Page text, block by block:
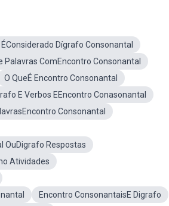
ÉConsiderado Dígrafo Consonantal
Palavras ComEncontro Consonantal
O QueÉ Encontro Consonantal
E Verbos EEncontro Conasonantal
Consonantal
OuDigrafo Respostas
Atividades
Encontro ConsonantaisE Digrafo